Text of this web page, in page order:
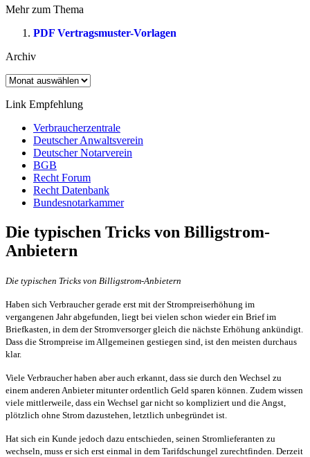
Mehr zum Thema
PDF Vertragsmuster-Vorlagen
Archiv
Archiv
Link Empfehlung
Verbraucherzentrale
Deutscher Anwaltsverein
Deutscher Notarverein
BGB
Recht Forum
Recht Datenbank
Bundesnotarkammer
Die typischen Tricks von Billigstrom-
Anbietern
Die typischen Tricks von Billigstrom-Anbietern
Haben sich Verbraucher gerade erst mit der Strompreiserhöhung im
vergangenen Jahr abgefunden, liegt bei vielen schon wieder ein Brief im
Briefkasten, in dem der Stromversorger gleich die nächste Erhöhung ankündigt.
Dass die Strompreise im Allgemeinen gestiegen sind, ist den meisten durchaus
klar.
Viele Verbraucher haben aber auch erkannt, dass sie durch den Wechsel zu
einem anderen Anbieter mitunter ordentlich Geld sparen können. Zudem wissen
viele mittlerweile, dass ein Wechsel gar nicht so kompliziert und die Angst,
plötzlich ohne Strom dazustehen, letztlich unbegründet ist.
Hat sich ein Kunde jedoch dazu entschieden, seinen Stromlieferanten zu
wechseln, muss er sich erst einmal in dem Tarifdschungel zurechtfinden. Derzeit